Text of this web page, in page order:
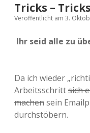
Tricks –
Veröffentlicht am 3.
Ihr seid alle zu
Da ich wieder
Arbeitsschrittsich
machensein
durchstöbern.